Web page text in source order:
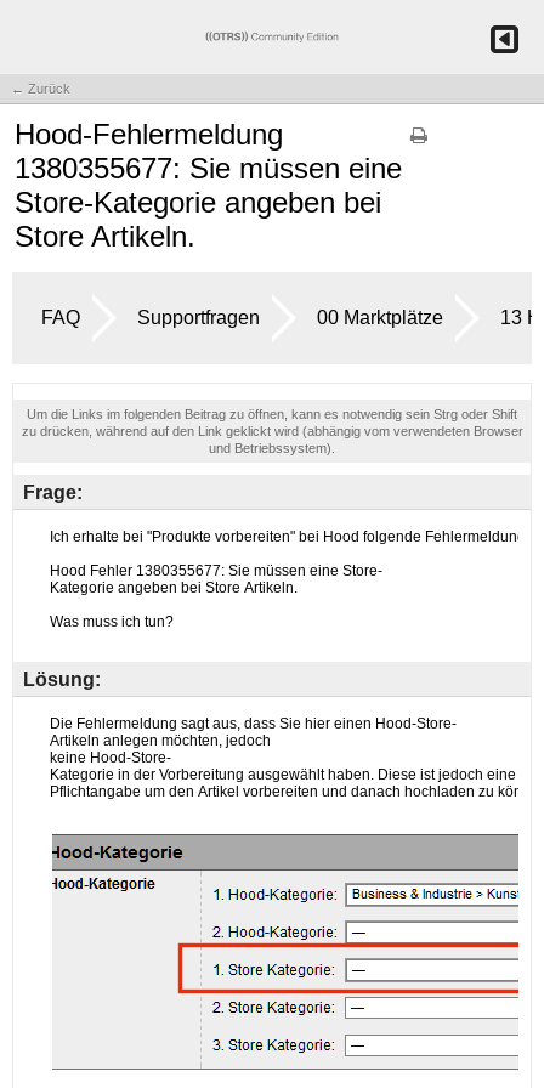
← Zurück
Hood-Fehlermeldung
1380355677: Sie müssen eine
Store-Kategorie angeben bei
Store Artikeln.
FAQ Supportfragen 00 Marktplätze 13
Um die Links im folgenden Beitrag zu öffnen, kann es notwendig sein Strg oder Shift
zu drücken, während auf den Link geklickt wird (abhängig vom verwendeten Browser
und Betriebssystem).
Frage:
Lösung: